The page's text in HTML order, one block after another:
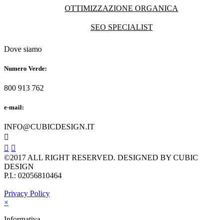
OTTIMIZZAZIONE ORGANICA
SEO SPECIALIST
Dove siamo
Numero Verde:
800 913 762
e-mail:
INFO@CUBICDESIGN.IT

 
©2017 ALL RIGHT RESERVED. DESIGNED BY CUBIC
DESIGN
P.I.: 02056810464
Privacy Policy
×